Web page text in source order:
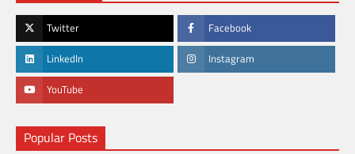
Twitter Facebook
LinkedIn Instagram
YouTube
Popular Posts